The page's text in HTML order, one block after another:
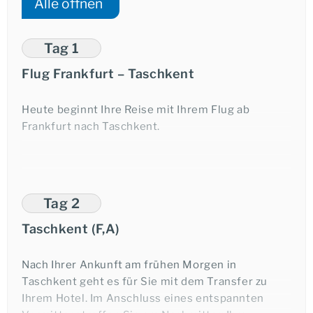
Tag 1
Flug Frankfurt – Taschkent
Heute beginnt Ihre Reise mit Ihrem Flug ab
Frankfurt nach Taschkent.
Tag 2
Taschkent (F,A)
Nach Ihrer Ankunft am frühen Morgen in
Taschkent geht es für Sie mit dem Transfer zu
Ihrem Hotel. Im Anschluss eines entspannten